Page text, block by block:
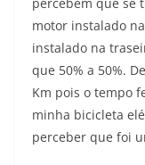
motor instalado
instalado na
que 50% a 50%.
Km pois o tempo
minha bicicleta
perceber que foi